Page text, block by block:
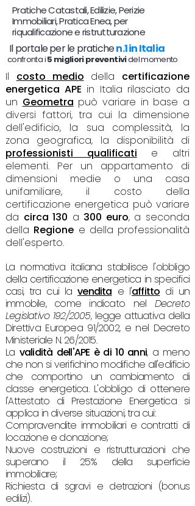
Pratiche Catastali, Edilizie, Perizie
Immobiliari, Pratica Enea, per
riqualificazione e ristrutturazione
Il portale per le pratichen.1 in Italia
confronta i5 migliori preventividel momento
Il costo medio della certificazione
energetica APE in Italia rilasciato da
un Geometra può variare in base a
diversi fattori, tra cui la dimensione
dell'edificio, la sua complessità, la
zona geografica, la disponibilità di
professionisti qualificati e altri
elementi. Per un appartamento di
dimensioni medie o una casa
unifamiliare, il costo della
certificazione energetica può variare
da circa 130 a 300 euro, a seconda
della Regione e della professionalità
dell'esperto.
La normativa italiana stabilisce l'obbligo
della certificazione energetica in specifici
casi, tra cui lavendita e l'affitto di un
immobile, come indicato nel Decreto
Legislativo 192/2005, legge attuativa della
Direttiva Europea 91/2002, e nel Decreto
Ministeriale N. 26/2015.
La validità dell'APE è di 10 anni, a meno
che non si verifichino modifiche all'edificio
che comportino un cambiamento di
classe energetica. L'obbligo di ottenere
l'Attestato di Prestazione Energetica si
applica in diverse situazioni, tra cui:
Compravendite immobiliari e contratti di
locazione e donazione;
Nuove costruzioni e ristrutturazioni che
superano il 25% della superficie
immobiliare;
Richiesta di sgravi e detrazioni (bonus
edilizi).